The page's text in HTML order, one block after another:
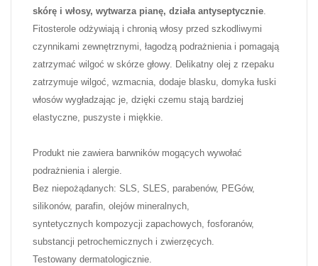
skórę i włosy, wytwarza pianę, działa antyseptycznie.
Fitosterole odżywiają i chronią włosy przed szkodliwymi
czynnikami zewnętrznymi, łagodzą podrażnienia i pomagają
zatrzymać wilgoć w skórze głowy. Delikatny olej z rzepaku
zatrzymuje wilgoć, wzmacnia, dodaje blasku, domyka łuski
włosów wygładzając je, dzięki czemu stają bardziej
elastyczne, puszyste i miękkie.
Produkt nie zawiera barwników mogących wywołać
podrażnienia i alergie.
Bez niepożądanych: SLS, SLES, parabenów, PEGów,
silikonów, parafin, olejów mineralnych,
syntetycznych kompozycji zapachowych, fosforanów,
substancji petrochemicznych i zwierzęcych.
Testowany dermatologicznie.